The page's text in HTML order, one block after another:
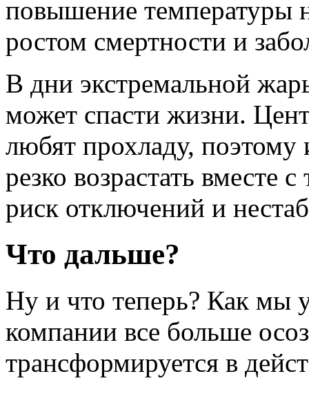
повышение температуры
ростом смертности и
В дни экстремальной
может спасти жизни.
любят прохладу, поэтому
резко возрастать вместе
риск отключений и
Что дальше?
Ну и что теперь? Как мы
компании все больше
трансформируется в